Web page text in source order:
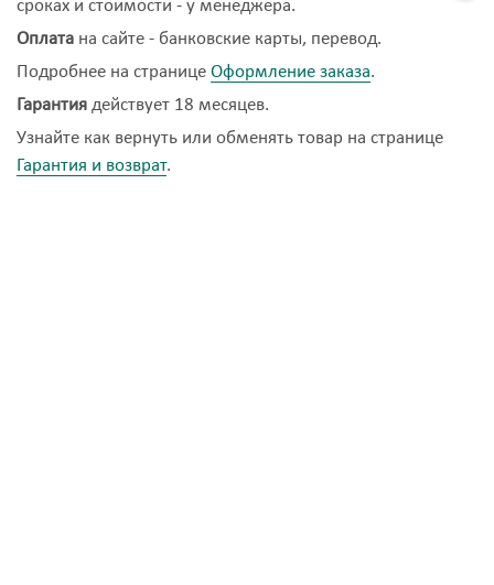
сроках и стоимости - у менеджера.
Оплата на сайте - банковские карты, перевод.
Подробнее на странице Оформление заказа.
Гарантия действует 18 месяцев.
Узнайте как вернуть или обменять товар на странице
Гарантия и возврат.